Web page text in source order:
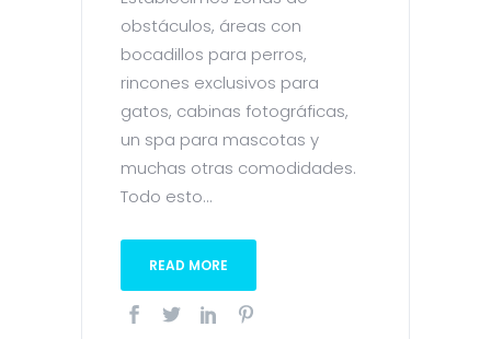
obstáculos, áreas con
bocadillos para perros,
rincones exclusivos para
gatos, cabinas fotográficas,
un spa para mascotas y
muchas otras comodidades.
Todo esto...
READ MORE